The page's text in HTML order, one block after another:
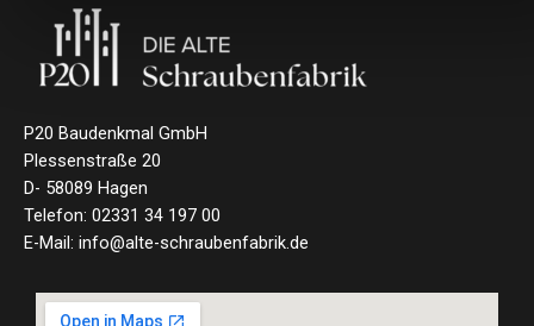
P20 Baudenkmal GmbH
Plessenstraße 20
D- 58089 Hagen
Telefon: 02331 34 197 00
E-Mail: info@alte-schraubenfabrik.de